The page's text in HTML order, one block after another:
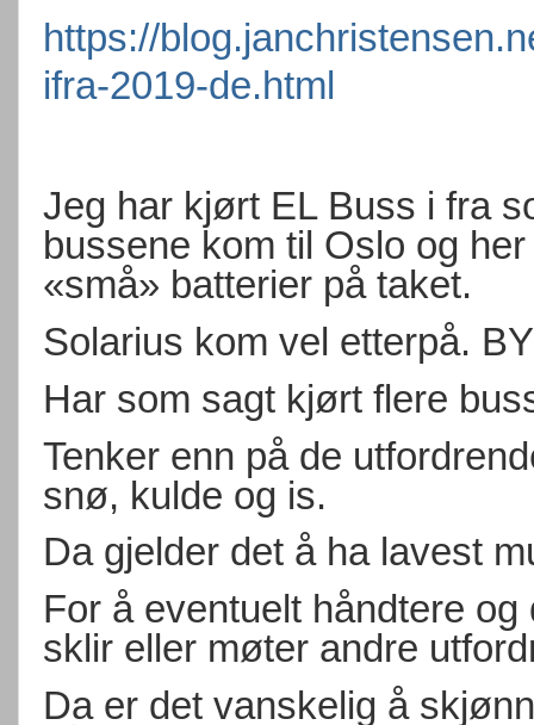
https://
ifra-2019-de.html
Jeg har kjørt EL Buss i fra
bussene kom til Oslo og
«små» batterier på taket.
Solarius kom vel etterpå.
Har som sagt kjørt flere
Tenker enn på de
snø, kulde og is.
Da gjelder det å ha lavest
For å eventuelt håndtere
sklir eller møter andre
Da er det vanskelig å